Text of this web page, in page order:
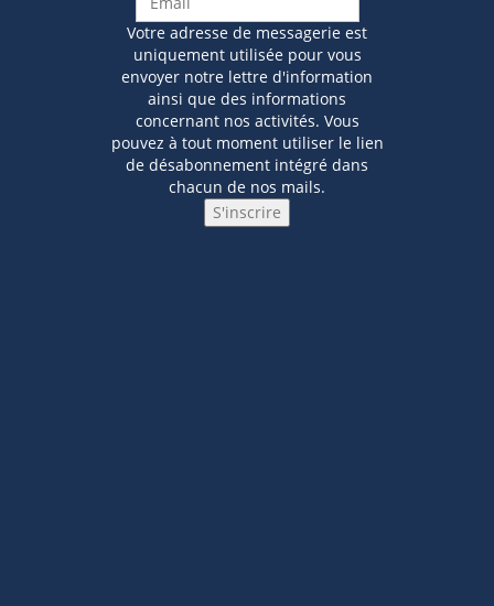
Votre adresse de messagerie est
uniquement utilisée pour vous
envoyer notre lettre d'information
ainsi que des informations
concernant nos activités. Vous
pouvez à tout moment utiliser le lien
de désabonnement intégré dans
chacun de nos mails.